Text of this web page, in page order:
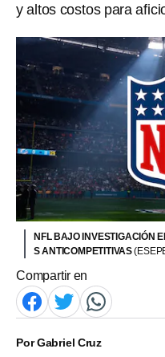
y altos costos para
NFL BAJO INVESTIGACIÓN
S ANTICOMPETITIVAS
Compartir en
PorGabriel Cruz